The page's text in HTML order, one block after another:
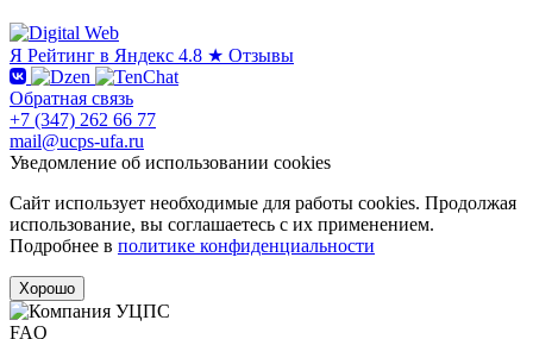
Я Рейтинг в Яндекс 4.8 ★ Отзывы
Обратная связь
+7 (347) 262 66 77
mail@ucps-ufa.ru
Уведомление об использовании cookies
Сайт использует необходимые для работы cookies. Продолжая
использование, вы соглашаетесь с их применением.
Подробнее в политике конфиденциальности
Хорошо
FAQ